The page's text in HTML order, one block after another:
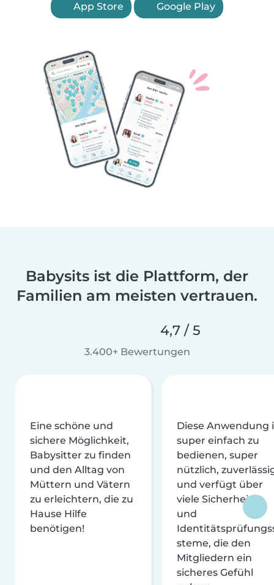
App Store Google Play
Babysits ist die Plattform, der
Familien am meisten vertrauen.
4,7 / 5
3.400+ Bewertungen
Eine schöne und
sichere Möglichkeit,
Babysitter zu finden
und den Alltag von
Müttern und Vätern
zu erleichtern, die zu
Hause Hilfe
benötigen!
Diese Anwendung
super einfach zu
bedienen, super
nützlich,
und verfügt über
viele Sicherheits-
und
steme, die den
Mitgliedern ein
sicheres Gefühl